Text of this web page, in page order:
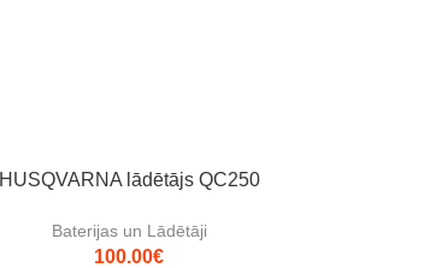
HUSQVARNA lādētājs QC250
Baterijas un Lādētāji
100.00€